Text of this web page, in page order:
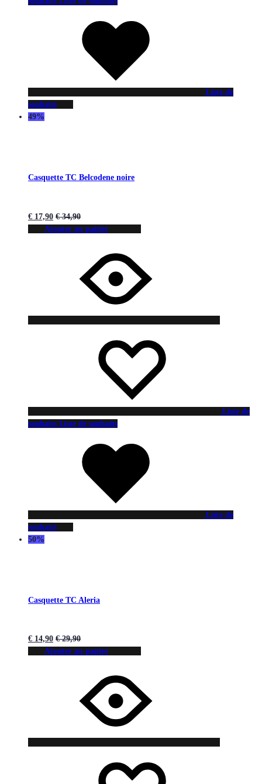
Liste de
souhaits
49%
Casquette TC Belcodene noire
€ 17,90 €34,90
Ajouter au panier
Liste de
souhaits Liste de souhaits
Liste de
souhaits
50%
Casquette TC Aleria
€ 14,90 €29,90
Ajouter au panier